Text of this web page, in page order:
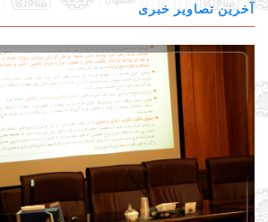
آخرین تصاویر خبری